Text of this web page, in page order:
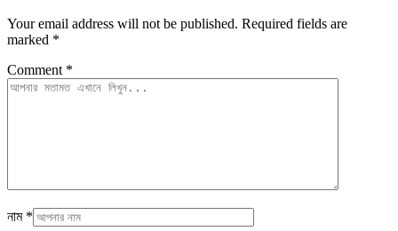
Your email address will not be published. Required fields are
marked *
Comment *
নাম *